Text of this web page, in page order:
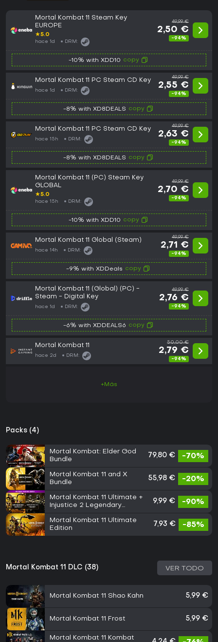
Mortal Kombat 11 Steam Key
EUROPE
★5.0
hace 1d DRM:
49,99 €
2,50 €
-94%
-10% with XDD10 copy
Mortal Kombat 11 PC Steam CD Key
hace 1d DRM:
49,99 €
2,55 €
-94%
-8% with XD8DEALS copy
Mortal Kombat 11 PC Steam CD Key
hace 15h DRM:
49,99 €
2,63 €
-94%
-8% with XD8DEALS copy
Mortal Kombat 11 (PC) Steam Key
GLOBAL
★5.0
hace 15h DRM:
49,99 €
2,70 €
-94%
-10% with XDD10 copy
Mortal Kombat 11 Global (Steam)
hace 14h DRM:
49,99 €
2,71 €
-94%
-9% with XDDeals copy
Mortal Kombat 11 (Global) (PC) -
Steam - Digital Key
hace 1d DRM:
49,99 €
2,76 €
-94%
-6% with XDDEALS6 copy
Mortal Kombat 11
hace 2d DRM:
50,00 €
2,79 €
-94%
+Más
Packs (4)
Mortal Kombat: Elder God
Bundle
79,80 € -70%
Mortal Kombat 11 and X
Bundle
55,98 € -20%
Mortal Kombat 11 Ultimate +
Injustice 2 Legendary
9,99 € -90%
Mortal Kombat 11 Ultimate
Edition
7,93 € -85%
Mortal Kombat 11 DLC (38) VER TODO
Mortal Kombat 11 Shao Kahn 5,99 €
Mortal Kombat 11 Frost 5,99 €
Mortal Kombat 11 Kombat